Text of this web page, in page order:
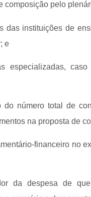
composição pelo
das instituições de
e
especializadas,
do número total de
na proposta de
financeiro no
da despesa de